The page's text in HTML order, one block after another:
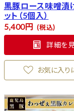
黒豚ロース味噌漬
ット（5個入）
5,400 税込
詳細を
お気に入り